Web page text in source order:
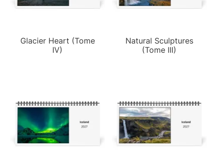
Glacier Heart (Tome
IV)
Natural Sculptures
(Tome III)